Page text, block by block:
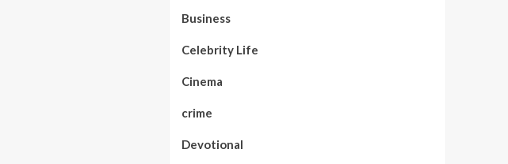
Business
Celebrity Life
Cinema
crime
Devotional